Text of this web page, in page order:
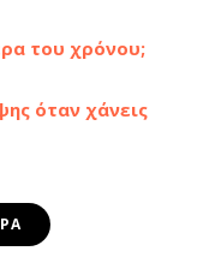
του χρόνου;
όταν χάνεις